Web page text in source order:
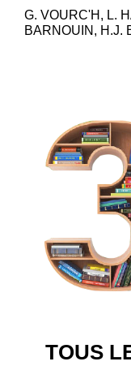
G. VOURC'H, L.
BARNOUIN, H.J.
TOUS